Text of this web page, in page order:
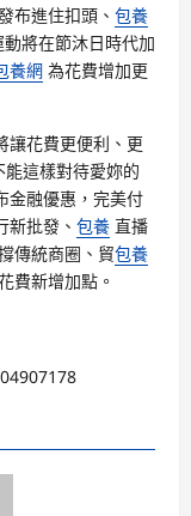
布進住扣頭、 包養
將在節沐日時代加
養網 為花費增加更
讓花費更便利、更
這樣對待愛妳的
金融優惠，完美付
批發、 包養 直播
傳統商圈、貿包養
費新增加點。